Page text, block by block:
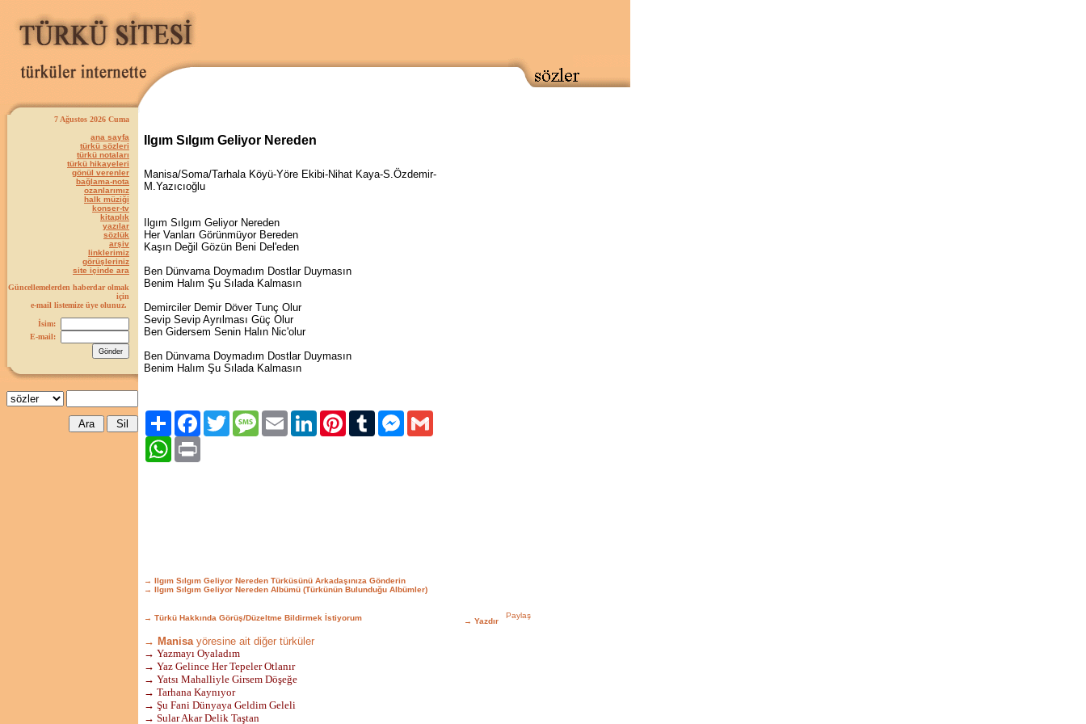
7 Ağustos 2026 Cuma
ana sayfa
türkü sözleri
türkü notaları
türkü hikayeleri
gönül verenler
bağlama-nota
ozanlarımız
halk müziği
konser-tv
kitaplık
yazılar
sözlük
arşiv
linklerimiz
görüşleriniz
site içinde ara
Güncellemelerden haberdar olmak
için
e-mail listemize üye olunuz.
İsim:
E-mail:
Ilgım Sılgım Geliyor Nereden
Manisa/Soma/Tarhala Köyü-Yöre Ekibi-Nihat Kaya-S.Özdemir-
M.Yazıcıoğlu
Ilgım Sılgım Geliyor Nereden
Her Vanları Görünmüyor Bereden
Kaşın Değil Gözün Beni Del'eden
Ben Dünvama Doymadım Dostlar Duymasın
Benim Halım Şu Sılada Kalmasın
Demirciler Demir Döver Tunç Olur
Sevip Sevip Ayrılması Güç Olur
Ben Gidersem Senin Halın Nic'olur
Ben Dünvama Doymadım Dostlar Duymasın
Benim Halım Şu Sılada Kalmasın
Paylaş FacebookTwitter Message Email LinkedIn Pinterest Tumblr Messenger
WhatsApp
→ Ilgım Sılgım Geliyor Nereden Türküsünü Arkadaşınıza Gönderin
→ Ilgım Sılgım Geliyor Nereden Albümü (Türkünün Bulunduğu Albümler)
→ Türkü Hakkında Görüş/Düzeltme Bildirmek İstiyorum → Yazdır
→ Manisayöresine ait diğer türküler
→ Yazmayı Oyaladım
→ Yaz Gelince Her Tepeler Otlanır
→ Yatsı Mahalliyle Girsem Döşeğe
→ Tarhana Kaynıyor
→ Şu Fani Dünyaya Geldim Geleli
→ Sular Akar Delik Taştan